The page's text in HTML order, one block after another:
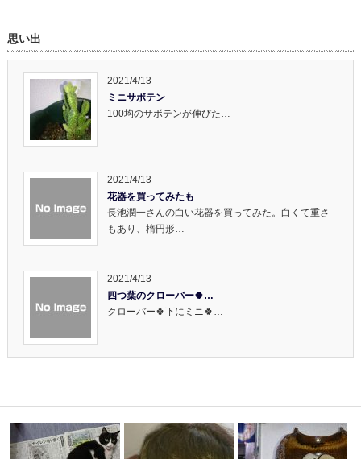
思い出
2021/4/13
ミニサボテン
100均のサボテンが伸びた…
2021/4/13
花器を買ってみたも
長池潤一さんの白い花器を買ってみた。白くて重さ
もあり、楕円形…
2021/4/13
四つ葉のクローバー🍀…
クローバー🍀下にミニ🍀…